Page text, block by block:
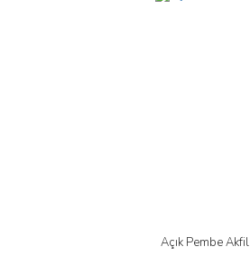
Açık Pembe Akfil
İncele